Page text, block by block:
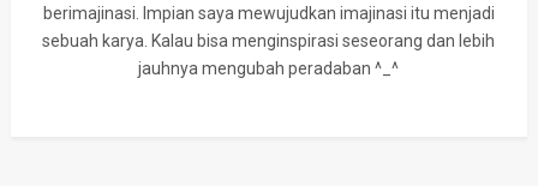
berimajinasi. Impian saya mewujudkan imajinasi itu menjadi
sebuah karya. Kalau bisa menginspirasi seseorang dan lebih
jauhnya mengubah peradaban ^_^